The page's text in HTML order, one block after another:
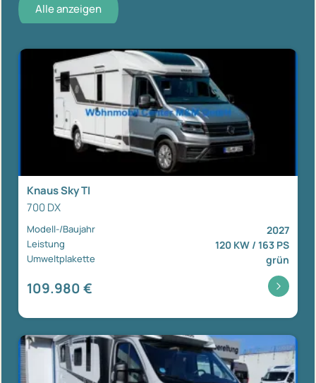
Alle anzeigen
Knaus Sky TI
700 DX
Modell-/Baujahr 2027
Leistung 120 KW / 163 PS
Umweltplakette grün
109.980 €